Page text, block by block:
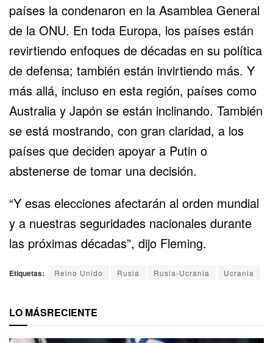
países la condenaron en la Asamblea General
de la ONU. En toda Europa, los países están
revirtiendo enfoques de décadas en su política
de defensa; también están invirtiendo más. Y
más allá, incluso en esta región, países como
Australia y Japón se están inclinando. También
se está mostrando, con gran claridad, a los
países que deciden apoyar a Putin o
abstenerse de tomar una decisión.
“Y esas elecciones afectarán al orden mundial
y a nuestras seguridades nacionales durante
las próximas décadas”, dijo Fleming.
Etiquetas: Reino Unido Rusia Rusia-Ucrania Ucrania
LO MÁSRECIENTE